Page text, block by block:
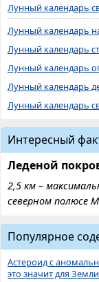
Лунный календарь
Лунный календарь
Лунный календарь
Лунный календарь
Лунный календарь
Лунный календарь
Интересный
Леденой
2,5 км –
северном полюсе
Популярное
Астероид с
это значит для Земли